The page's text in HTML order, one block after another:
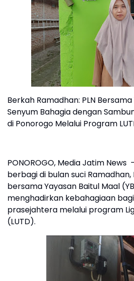
Berkah Ramadhan: PLN Bersama
Senyum Bahagia dengan
di Ponorogo Melalui Program
PONOROGO, Media Jatim
berbagi di bulan suci Ramadhan,
bersama Yayasan Baitul Maal
menghadirkan kebahagiaan
prasejahtera melalui program
(LUTD).